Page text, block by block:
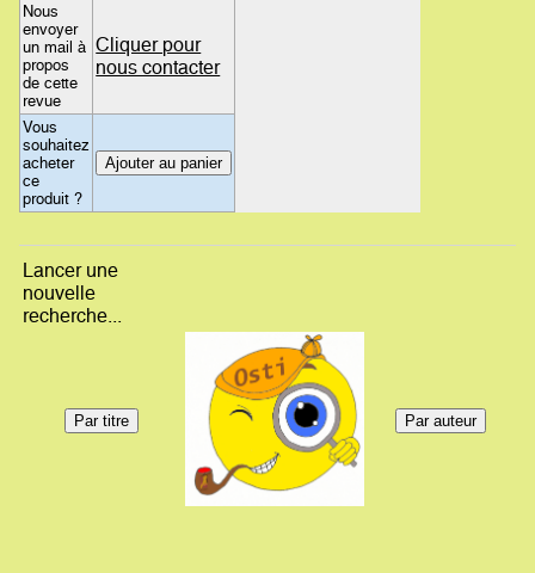
Nous
envoyer
un mail à
propos
de cette
revue
Cliquer pour
nous contacter
Vous
souhaitez
acheter
ce
produit ?
Lancer une
nouvelle
recherche...